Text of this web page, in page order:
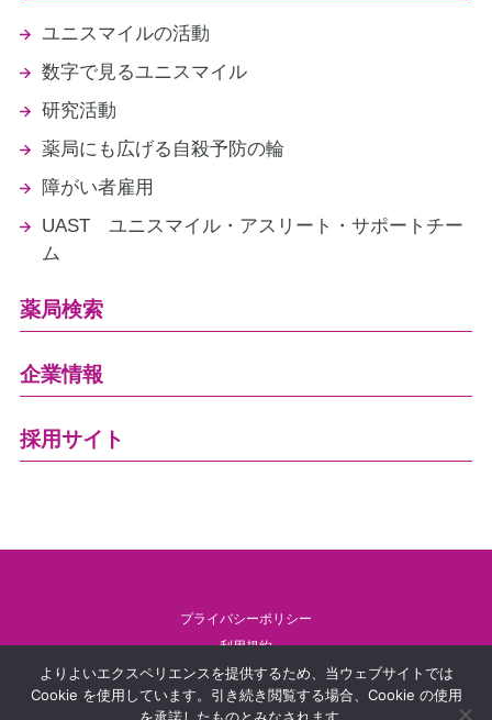
ユニスマイルの活動
数字で見るユニスマイル
研究活動
薬局にも広げる自殺予防の輪
障がい者雇用
UAST ユニスマイル・アスリート・サポートチー
ム
薬局検索
企業情報
採用サイト
プライバシーポリシー
利用規約
特定商取引法に関する表示
Copyright © unismile. All rights reserved.
よりよいエクスペリエンスを提供するため、当ウェブサイトでは
Cookie を使用しています。引き続き閲覧する場合、Cookie の使用